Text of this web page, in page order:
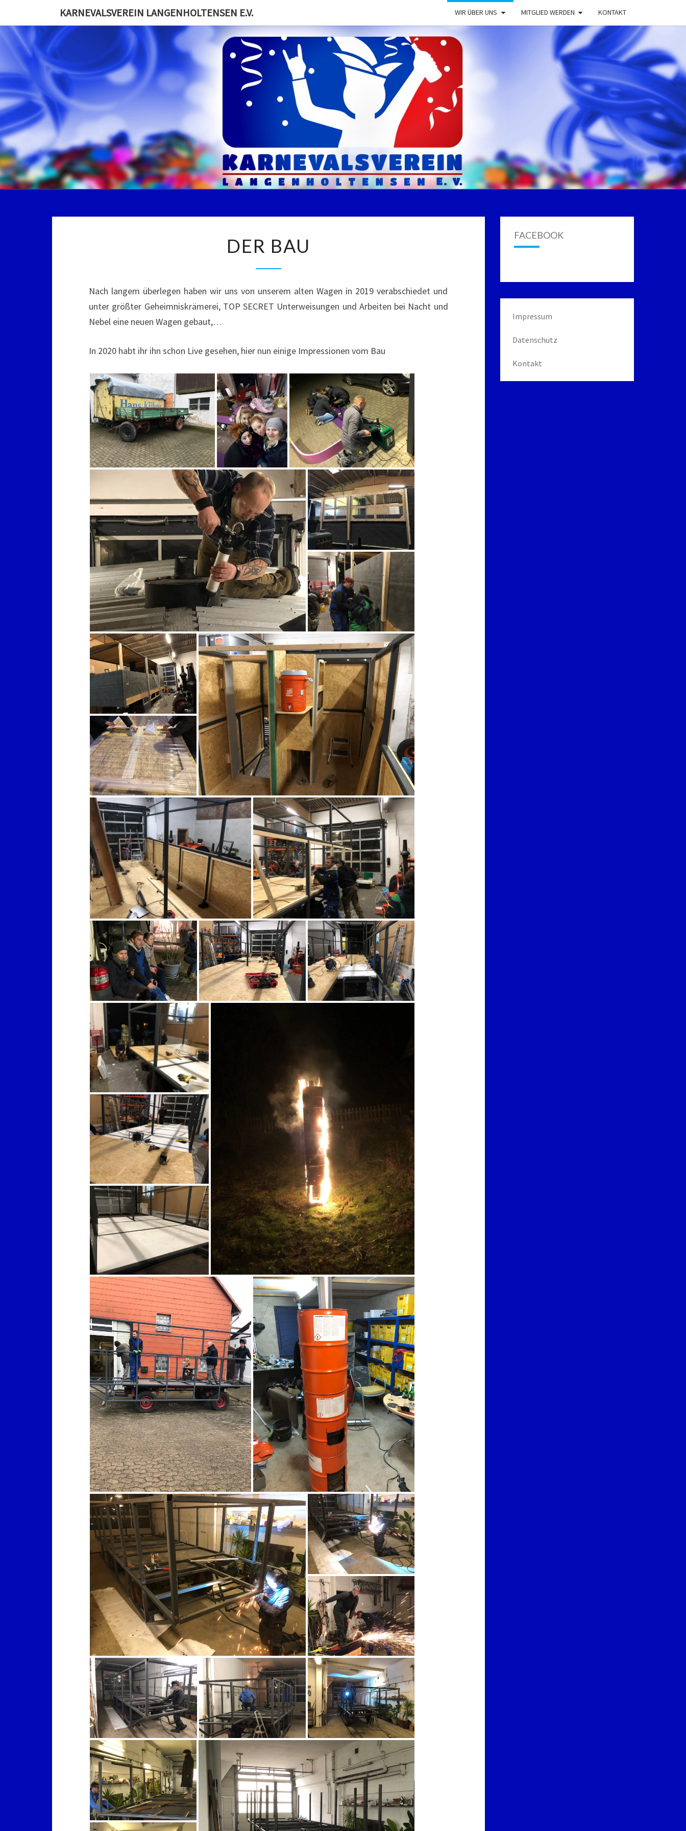
KARNEVALSVEREIN LANGENHOLTENSEN E.V. WIR ÜBER UNS MITGLIED WERDEN KONTAKT
E.V.
Der Erste
Eingetragenen
Karnevalsverein
In
Langenholtensen
BAU
DER BAU
Nach langem überlegen haben wir uns von unserem alten Wagen in 2019 verabschiedet und
unter größter Geheimniskrämerei, TOP SECRET Unterweisungen und Arbeiten bei Nacht und
Nebel eine neuen Wagen gebaut,…
In 2020 habt ihr ihn schon Live gesehen, hier nun einige Impressionen vom Bau
FACEBOOK
Impressum
Datenschutz
Kontakt